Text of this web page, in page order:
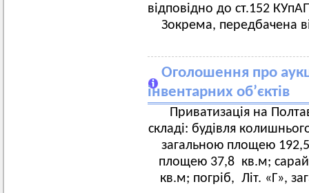
відповідно до ст.152
Зокрема, передбачена
Оголошення про
інвентарних об’єктів
Приватизація на
складі: будівля
загальною площею
площею 37,8 кв.м;
кв.м; погріб, Літ. «Г»,